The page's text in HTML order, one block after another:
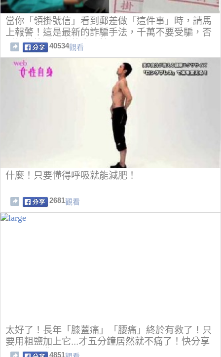
當你「領掛號信」看到郵差做「這件事」時，請馬
上報警！這是最新的詐騙手法，千萬不要受騙，否
則損失慘重！真的太可怕了！
40534觀看
什麼！只要懂得呼吸就能減肥！
2681觀看
太好了！長年「膝蓋痛」「腰痛」終於有救了！只
要用粗鹽加上它...才五分鐘居然就不痛了！快分享
給家中長輩！
4851